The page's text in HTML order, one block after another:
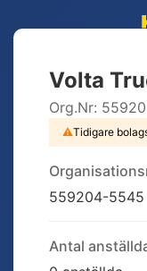
Volta
Org.Nr:
⚠Tidigare
559204-5545
Antal